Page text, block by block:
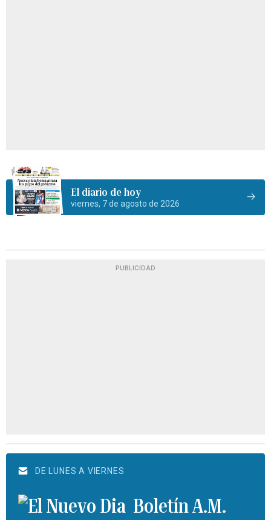
El diario de hoy
viernes, 7 de agosto de 2026
PUBLICIDAD
DE LUNES A VIERNES
Boletín A.M.